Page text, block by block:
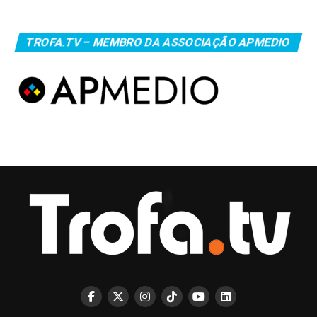
TROFA.TV – MEMBRO DA ASSOCIAÇÃO APMEDIO